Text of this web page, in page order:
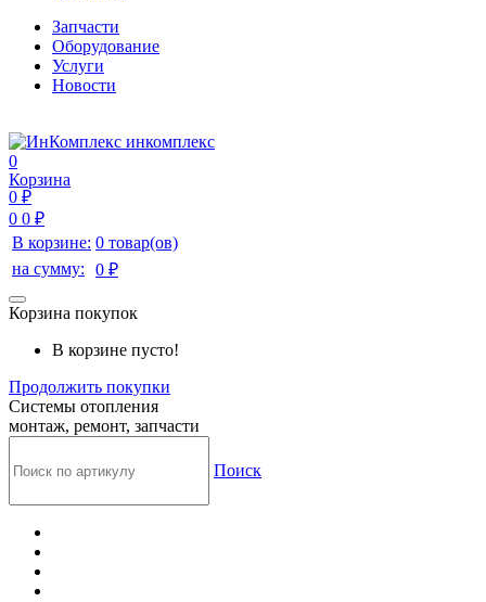
Запчасти
Оборудование
Услуги
Новости
инкомплекс
0
Корзина
0 ₽
0 0 ₽
В корзине: 0 товар(ов)
на сумму:
0 ₽
Корзина покупок
В корзине пусто!
Продолжить покупки
Системы отопления
монтаж, ремонт, запчасти
Поиск